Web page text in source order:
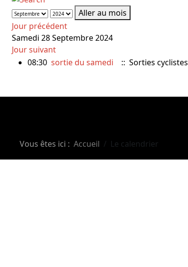
Aller au mois
Jour précédent
Samedi 28 Septembre 2024
Jour suivant
08:30 sortie du samedi :: Sorties cyclistes
Vous êtes ici : Accueil Le calendrier